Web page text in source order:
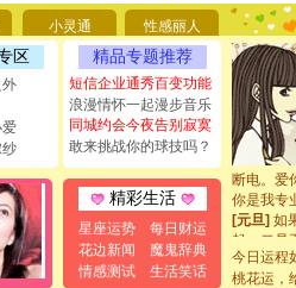
小灵通 性感丽人
区
外
爱
纱
精品专题推荐
短信企业通秀百变功能
浪漫情怀一起漫步音乐
同城约会今夜告别寂寞
敢来挑战你的球技吗？
精彩生活
星座运势
每日财运
花边新闻
魔鬼辞典
情感测试
生活笑话
你太多，
要平安
[圣诞节]
能正大光
都要快乐
[圣诞节]
如意,快
[元旦]看
断电。爱
你是我专
[元旦]如
起；二是
离。水晶
[元旦]当
今日运程
桃花运，